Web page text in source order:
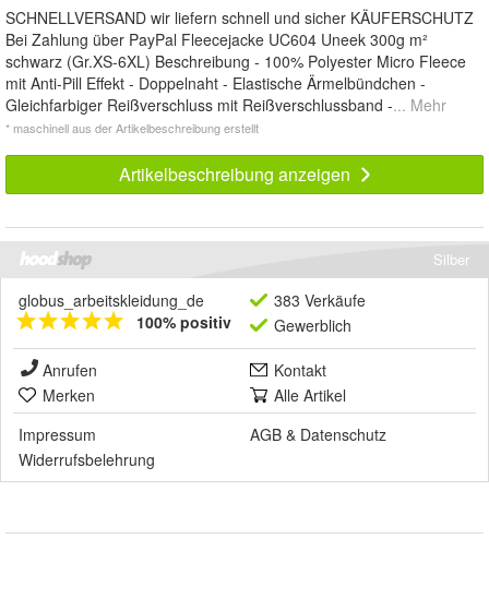
SCHNELLVERSAND wir liefern schnell und sicher KÄUFERSCHUTZ
Bei Zahlung über PayPal Fleecejacke UC604 Uneek 300g m²
schwarz (Gr.XS-6XL) Beschreibung - 100% Polyester Micro Fleece
mit Anti-Pill Effekt - Doppelnaht - Elastische Ärmelbündchen -
Gleichfarbiger Reißverschluss mit Reißverschlussband -... Mehr
* maschinell aus der Artikelbeschreibung erstellt
Artikelbeschreibung anzeigen
Silber
globus_arbeitskleidung_de
100% positiv
383 Verkäufe
Gewerblich
Anrufen
Kontakt
Merken
Alle Artikel
Impressum
AGB & Datenschutz
Widerrufsbelehrung